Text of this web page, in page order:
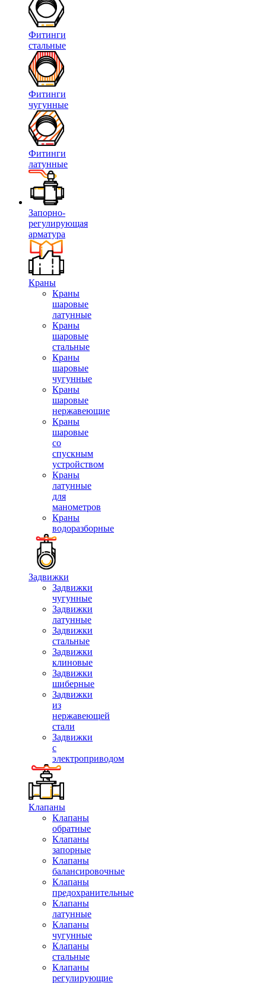
Фитинги
стальные
Фитинги
чугунные
Фитинги
латунные
Запорно-
регулирующая
арматура
Краны
Краны
шаровые
латунные
Краны
шаровые
стальные
Краны
шаровые
чугунные
Краны
шаровые
нержавеющие
Краны
шаровые
со
спускным
устройством
Краны
латунные
для
манометров
Краны
водоразборные
Задвижки
Задвижки
чугунные
Задвижки
латунные
Задвижки
стальные
Задвижки
клиновые
Задвижки
шиберные
Задвижки
из
нержавеющей
стали
Задвижки
с
электроприводом
Клапаны
Клапаны
обратные
Клапаны
запорные
Клапаны
балансировочные
Клапаны
предохранительные
Клапаны
латунные
Клапаны
чугунные
Клапаны
стальные
Клапаны
регулирующие